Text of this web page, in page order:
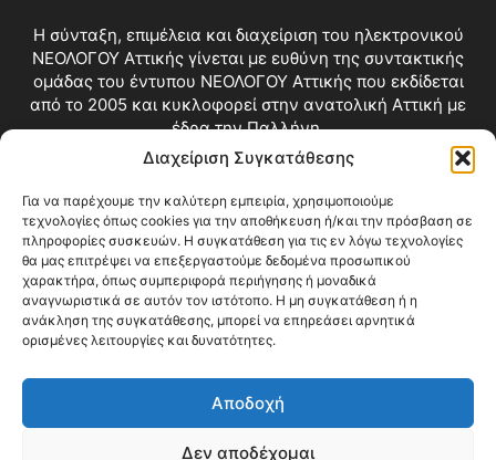
Διαχείριση Συγκατάθεσης
Για να παρέχουμε την καλύτερη εμπειρία, χρησιμοποιούμε
τεχνολογίες όπως cookies για την αποθήκευση ή/και την πρόσβαση σε
πληροφορίες συσκευών. Η συγκατάθεση για τις εν λόγω τεχνολογίες
θα μας επιτρέψει να επεξεργαστούμε δεδομένα προσωπικού
χαρακτήρα, όπως συμπεριφορά περιήγησης ή μοναδικά
αναγνωριστικά σε αυτόν τον ιστότοπο. Η μη συγκατάθεση ή η
ανάκληση της συγκατάθεσης, μπορεί να επηρεάσει αρνητικά
ορισμένες λειτουργίες και δυνατότητες.
Αποδοχή
Δεν αποδέχομαι
Η σύνταξη, επιμέλεια και διαχείριση του ηλεκτρονικού
ΝΕΟΛΟΓΟΥ Αττικής γίνεται με ευθύνη της συντακτικής
ομάδας του έντυπου ΝΕΟΛΟΓΟΥ Αττικής που εκδίδεται
από το 2005 και κυκλοφορεί στην ανατολική Αττική με
έδρα την Παλλήνη.
Επικοινωνία:info@neologosattikis.gr
ΑΚΟΛΟΥΘΗΣΕ ΜΑΣ
Videos Όροι Χρήσης